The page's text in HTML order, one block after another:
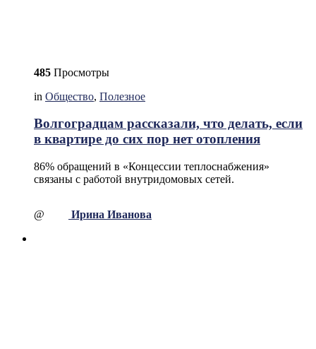
485 Просмотры
in Общество, Полезное
Волгоградцам рассказали, что делать, если
в квартире до сих пор нет отопления
86% обращений в «Концессии теплоснабжения»
связаны с работой внутридомовых сетей.
@ Ирина Иванова